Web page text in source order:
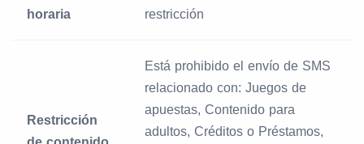
horaria
restricción
Restricción
Está prohibido el envío de SMS
relacionado con: Juegos de
apuestas, Contenido para
adultos, Créditos o Préstamos,